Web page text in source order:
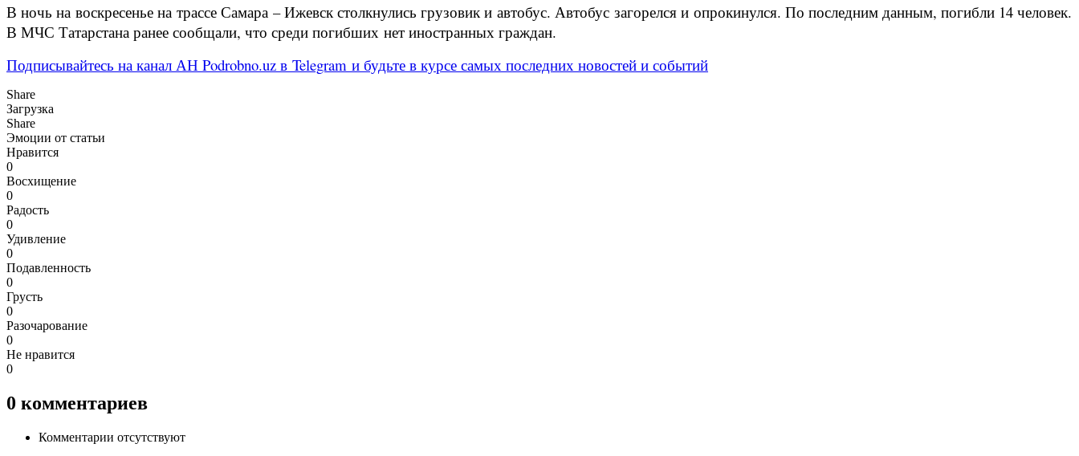
В ночь на воскресенье на трассе Самара – Ижевск столкнулись грузовик и автобус. Автобус загорелся и опрокинулся. По последним данным, погибли 14 человек.
В МЧС Татарстана ранее сообщали, что среди погибших нет иностранных граждан.
Подписывайтесь на канал АН Podrobno.uz в Telegram и будьте в курсе самых последних новостей и событий
Share
Загрузка
Share
Эмоции от статьи
Нравится
0
Восхищение
0
Радость
0
Удивление
0
Подавленность
0
Грусть
0
Разочарование
0
Не нравится
0
0 комментариев
Комментарии отсутствуют